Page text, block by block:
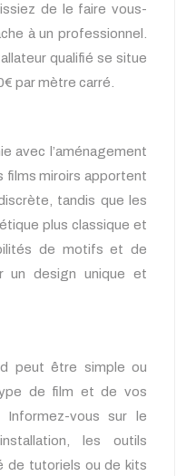
de le faire vous-
à un professionnel.
qualifié se situe
par mètre carré.
avec l’aménagement
films miroirs apportent
tandis que les
plus classique et
de motifs et de
un design unique et
peut être simple ou
de film et de vos
Informez-vous sur le
les outils
de tutoriels ou de kits